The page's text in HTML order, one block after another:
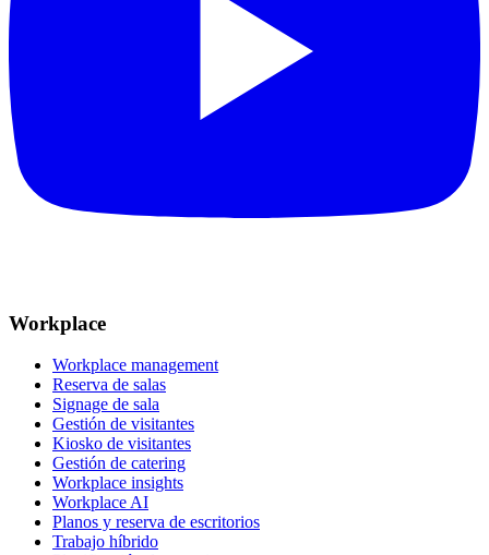
Workplace
Workplace management
Reserva de salas
Signage de sala
Gestión de visitantes
Kiosko de visitantes
Gestión de catering
Workplace insights
Workplace AI
Planos y reserva de escritorios
Trabajo híbrido